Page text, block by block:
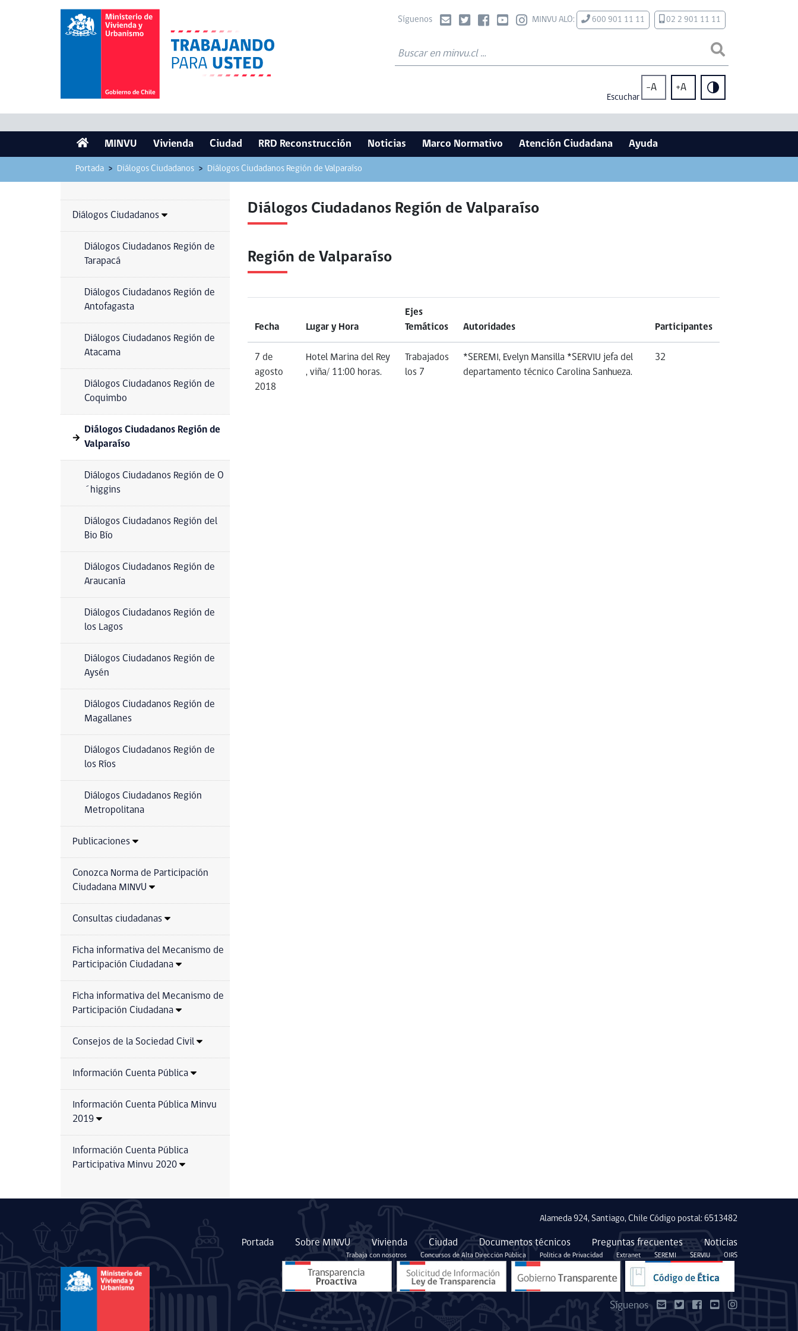
Síguenos MINVU ALO: 600 901 11 11 02 2 901 11 11
Escuchar
-A +A
MINVU Vivienda Ciudad RRD Reconstrucción Noticias Marco Normativo Atención Ciudadana Ayuda
Portada Diálogos Ciudadanos Diálogos Ciudadanos Región de Valparaíso
Diálogos Ciudadanos
Diálogos Ciudadanos Región de
Tarapacá
Diálogos Ciudadanos Región de
Antofagasta
Diálogos Ciudadanos Región de
Atacama
Diálogos Ciudadanos Región de
Coquimbo
Diálogos Ciudadanos Región de
Valparaíso
Diálogos Ciudadanos Región de O
´higgins
Diálogos Ciudadanos Región del
Bio Bío
Diálogos Ciudadanos Región de
Araucanía
Diálogos Ciudadanos Región de
los Lagos
Diálogos Ciudadanos Región de
Aysén
Diálogos Ciudadanos Región de
Magallanes
Diálogos Ciudadanos Región de
los Ríos
Diálogos Ciudadanos Región
Metropolitana
Publicaciones
Conozca Norma de Participación
Ciudadana MINVU
Consultas ciudadanas
Ficha informativa del Mecanismo de
Participación Ciudadana
Ficha informativa del Mecanismo de
Participación Ciudadana
Consejos de la Sociedad Civil
Información Cuenta Pública
Información Cuenta Pública Minvu
2019
Información Cuenta Pública
Participativa Minvu 2020
Diálogos Ciudadanos Región de Valparaíso
Región de Valparaíso
Fecha Lugar y Hora
Ejes
Temáticos
Autoridades Participantes
7 de
agosto
2018
Hotel Marina del Rey
, viña/ 11:00 horas.
Trabajados
los 7
*SEREMI, Evelyn Mansilla *SERVIU jefa del
departamento técnico Carolina Sanhueza.
32
Alameda 924, Santiago, Chile Código postal: 6513482
Portada Sobre MINVU Vivienda Ciudad Documentos técnicos Preguntas frecuentes Noticias
Trabaja con nosotros Concursos de Alta Dirección Pública Política de Privacidad Extranet SEREMI SERVIU OIRS
Síguenos